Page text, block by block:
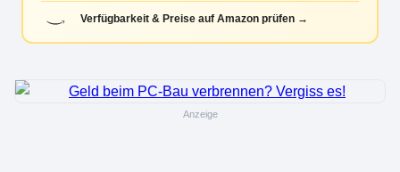
Verfügbarkeit & Preise auf Amazon prüfen →
Anzeige